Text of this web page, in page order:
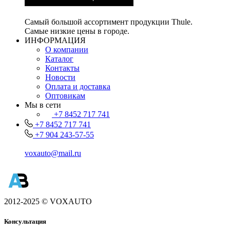
Самый большой ассортимент продукции Thule.
Самые низкие цены в городе.
ИНФОРМАЦИЯ
О компании
Каталог
Контакты
Новости
Оплата и доставка
Оптовикам
Мы в сети
+7 8452 717 741
+7 8452 717 741
+7 904 243-57-55
voxauto@mail.ru
2012-2025 © VOXAUTO
Консультация